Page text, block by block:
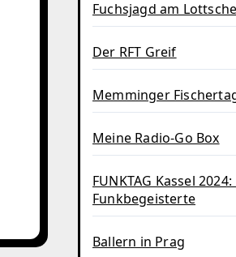
Fuchsjagd am
Der RFT Greif
Memminger
Meine Radio-Go Box
FUNKTAG Kassel
Funkbegeisterte
Ballern in Prag